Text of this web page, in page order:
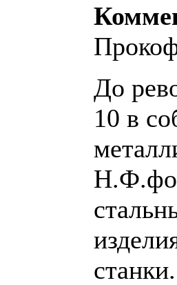
До
10 в
станки.